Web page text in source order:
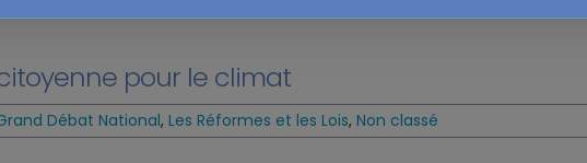
pour le climat
Débat National, Les Réformes et les Lois, Non classé